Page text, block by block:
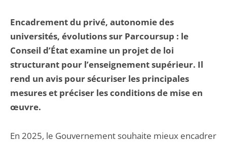
Encadrement du privé, autonomie des
universités, évolutions sur Parcoursup : le
Conseil d’État examine un projet de loi
structurant pour l’enseignement supérieur. Il
rend un avis pour sécuriser les principales
mesures et préciser les conditions de mise en
œuvre.
En 2025, le Gouvernement souhaite mieux encadrer